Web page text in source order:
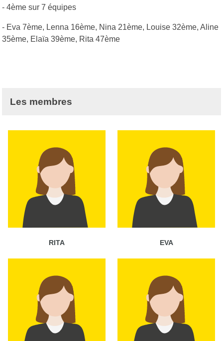
- 4ème sur 7 équipes
- Eva 7ème, Lenna 16ème, Nina 21ème, Louise 32ème, Aline
35ème, Elaïa 39ème, Rita 47ème
Les membres
RITA EVA